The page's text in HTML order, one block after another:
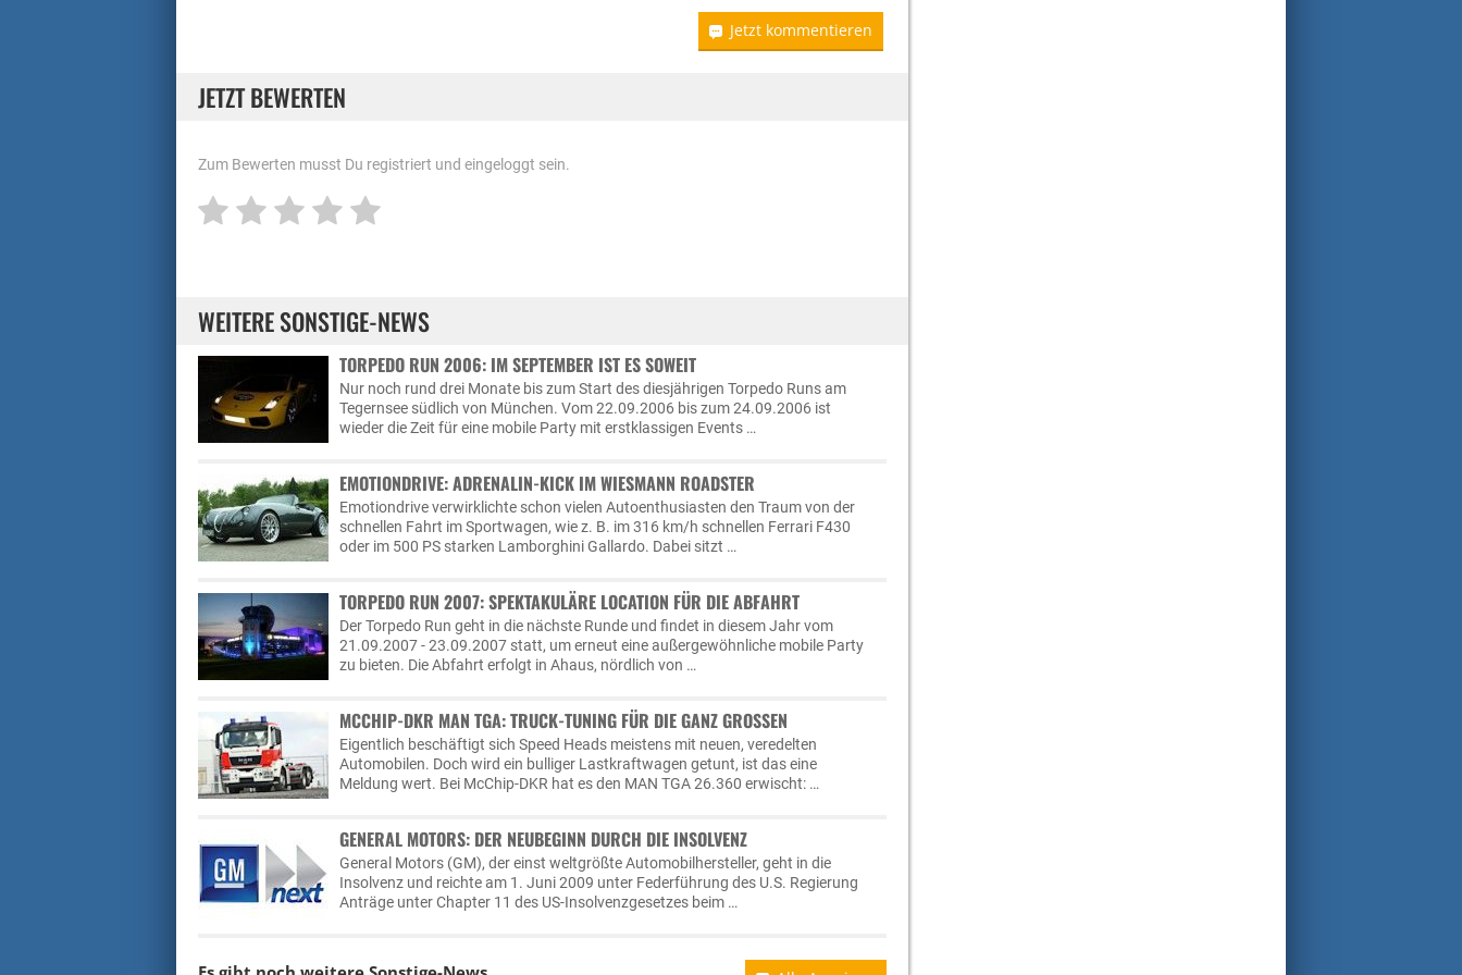
Jetzt kommentieren
JETZT BEWERTEN
Zum Bewerten musst Du registriert und eingeloggt sein.
WEITERE SONSTIGE-NEWS
TORPEDO RUN 2006: IM SEPTEMBER IST ES SOWEIT
Nur noch rund drei Monate bis zum Start des diesjährigen Torpedo Runs am
Tegernsee südlich von München. Vom 22.09.2006 bis zum 24.09.2006 ist
wieder die Zeit für eine mobile Party mit erstklassigen Events …
EMOTIONDRIVE: ADRENALIN-KICK IM WIESMANN ROADSTER
Emotiondrive verwirklichte schon vielen Autoenthusiasten den Traum von der
schnellen Fahrt im Sportwagen, wie z. B. im 316 km/h schnellen Ferrari F430
oder im 500 PS starken Lamborghini Gallardo. Dabei sitzt …
TORPEDO RUN 2007: SPEKTAKULÄRE LOCATION FÜR DIE ABFAHRT
Der Torpedo Run geht in die nächste Runde und findet in diesem Jahr vom
21.09.2007 - 23.09.2007 statt, um erneut eine außergewöhnliche mobile Party
zu bieten. Die Abfahrt erfolgt in Ahaus, nördlich von …
MCCHIP-DKR MAN TGA: TRUCK-TUNING FÜR DIE GANZ GROSSEN
Eigentlich beschäftigt sich Speed Heads meistens mit neuen, veredelten
Automobilen. Doch wird ein bulliger Lastkraftwagen getunt, ist das eine
Meldung wert. Bei McChip-DKR hat es den MAN TGA 26.360 erwischt: …
GENERAL MOTORS: DER NEUBEGINN DURCH DIE INSOLVENZ
General Motors (GM), der einst weltgrößte Automobilhersteller, geht in die
Insolvenz und reichte am 1. Juni 2009 unter Federführung des U.S. Regierung
Anträge unter Chapter 11 des US-Insolvenzgesetzes beim …